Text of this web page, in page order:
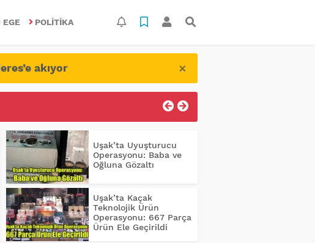
EGE POLITIKA
akıyor ×
Uşak’ta Uyuşturucu
Operasyonu: Baba ve
Oğluna Gözaltı
Uşak’ta Kaçak
Teknolojik Ürün
Operasyonu: 667 Parça
Ürün Ele Geçirildi